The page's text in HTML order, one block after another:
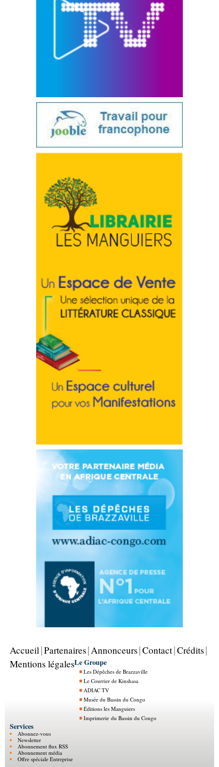
Accueil Partenaires Annonceurs Contact Crédits
Mentions légalesLe Groupe
Les Dépêches de Brazzaville
Le Courrier de Kinshasa
ADIAC TV
Musée du Bassin du Congo
Éditions les Manguiers
Imprimerie du Bassin du Congo
Services
Abonnez-vous
Newsletter
Abonnement flux RSS
Abonnement média
Offre spéciale Entreprise